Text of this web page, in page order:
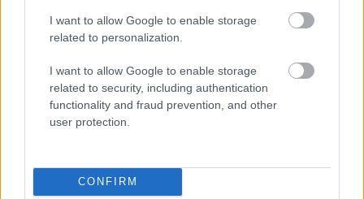
I want to allow Google to enable storage
related to personalization.
I want to allow Google to enable storage
related to security, including authentication
functionality and fraud prevention, and other
user protection.
CONFIRM
ponton döntést kell hoznunk, hogyan egyensúlyozunk az idei és
a jövő év között. Arra számítok, hogy ez hamarabb meg fog
dönteni fogunk” – idézi Mekiest a Crash.net. „Ami minket illet,
rengeteg fejlesztést hoztunk mostanáig, hogy próbáljuk
korrigálni azt a hatalmas hátrányt, amivel eleinte rendelkeztünk.
Valószínűleg nehéz elképzelni, hogy ebben a ritmusban fogjuk